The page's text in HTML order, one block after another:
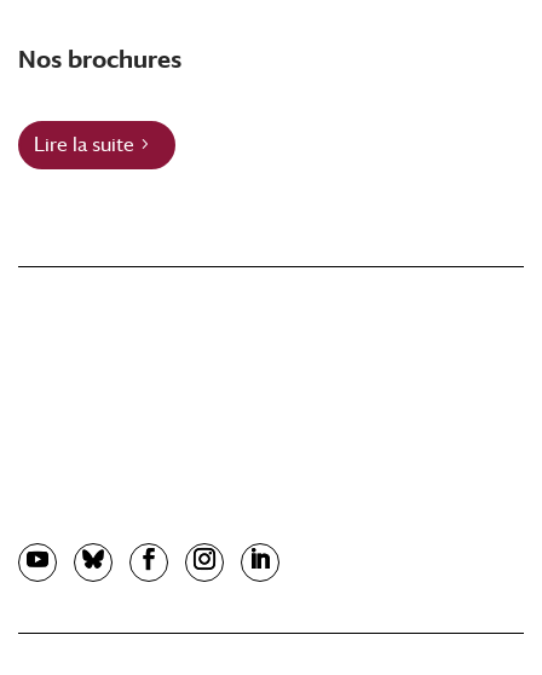
Nos brochures
Lire la suite